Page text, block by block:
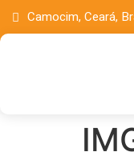
Camocim, Ceará,